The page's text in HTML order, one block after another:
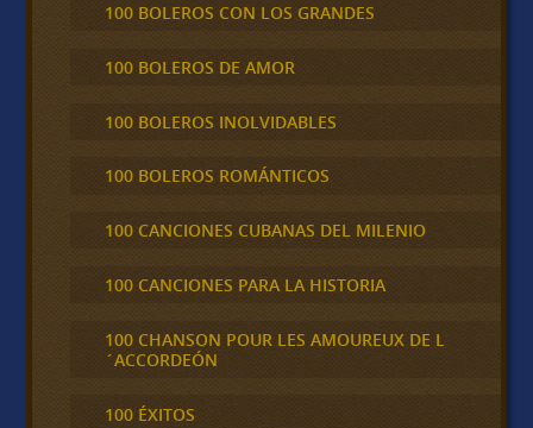
100 BOLEROS CON LOS GRANDES
100 BOLEROS DE AMOR
100 BOLEROS INOLVIDABLES
100 BOLEROS ROMÁNTICOS
100 CANCIONES CUBANAS DEL MILENIO
100 CANCIONES PARA LA HISTORIA
100 CHANSON POUR LES AMOUREUX DE L
´ACCORDEÓN
100 ÉXITOS